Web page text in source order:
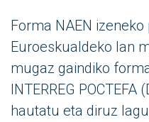
Forma NAEN
Euroeskualdeko lan
mugaz gaindiko
INTERREG POCTEFA
hautatu eta diruz